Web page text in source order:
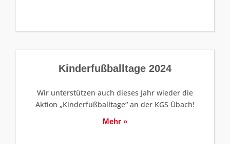
Kinderfußballtage 2024
Wir unterstützen auch dieses Jahr wieder die
Aktion „Kinderfußballtage“ an der KGS Übach!
Mehr »